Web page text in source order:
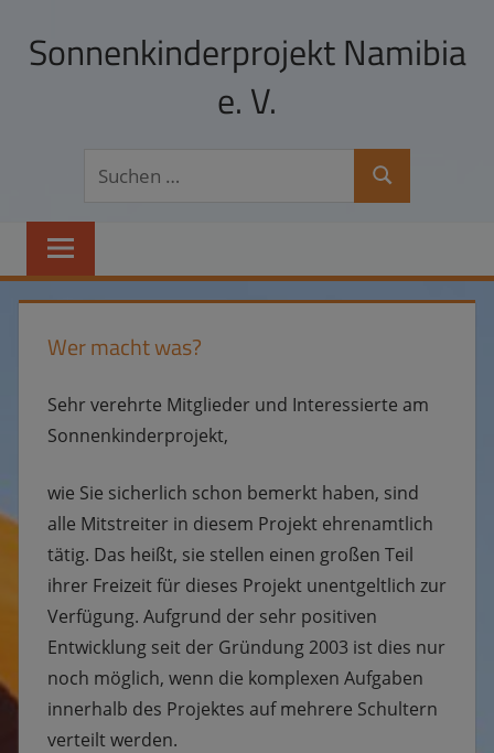
InhaltSonnenkinderprojekt Namibia
e. V.
Schulpatenschaften
in
Suchen
Suchen
Wer macht was?
Sehr verehrte Mitglieder und Interessierte am
Sonnenkinderprojekt,
wie Sie sicherlich schon bemerkt haben, sind
alle Mitstreiter in diesem Projekt ehrenamtlich
tätig. Das heißt, sie stellen einen großen Teil
ihrer Freizeit für dieses Projekt unentgeltlich zur
Verfügung. Aufgrund der sehr positiven
Entwicklung seit der Gründung 2003 ist dies nur
noch möglich, wenn die komplexen Aufgaben
innerhalb des Projektes auf mehrere Schultern
verteilt werden.